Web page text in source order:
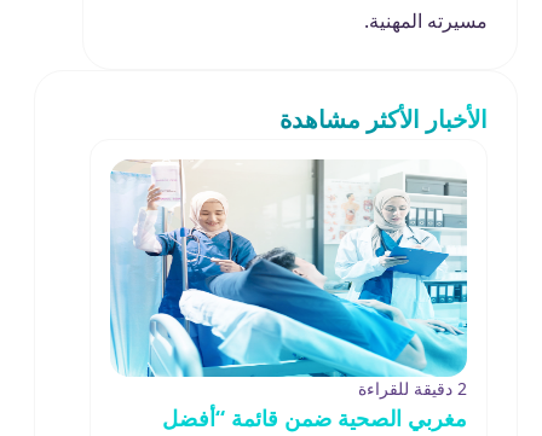
مسيرته المهنية.
الأخبار الأكثر مشاهدة
2 دقيقة للقراءة
مغربي الصحية ضمن قائمة “أفضل